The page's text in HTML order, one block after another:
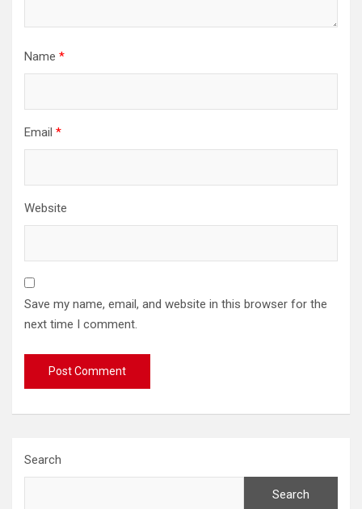
Name *
Email *
Website
Save my name, email, and website in this browser for the
next time I comment.
Search
Search